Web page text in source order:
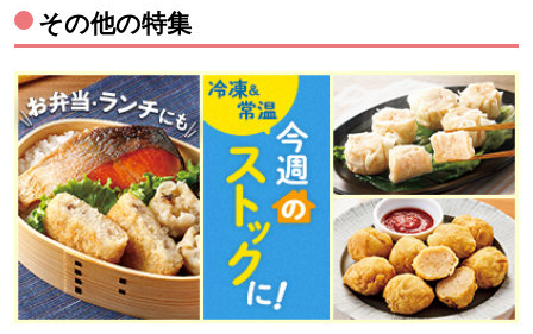
その他の特集